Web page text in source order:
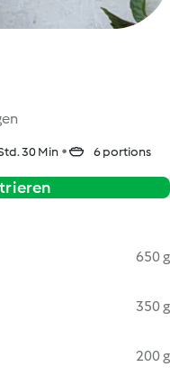
30 Min 6 portions
650 g
350 g
200 g